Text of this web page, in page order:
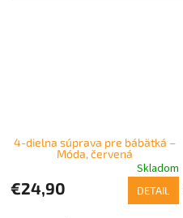
4-dielna súprava pre bábätká –
Móda, červená
Skladom
€24,90 DETAIL